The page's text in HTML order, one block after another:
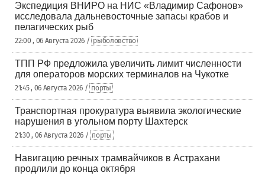
Экспедиция ВНИРО на НИС «Владимир Сафонов»
исследовала дальневосточные запасы крабов и
пелагических рыб
22:00 , 06 Августа 2026 / рыболовство
ТПП РФ предложила увеличить лимит численности
для операторов морских терминалов на Чукотке
21:45 , 06 Августа 2026 / порты
Транспортная прокуратура выявила экологические
нарушения в угольном порту Шахтерск
21:30 , 06 Августа 2026 / порты
Навигацию речных трамвайчиков в Астрахани
продлили до конца октября